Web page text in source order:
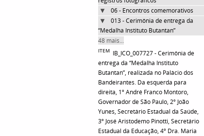
06 - Encontros comemorativos
013 - Cerimônia de entrega da
“Medalha Instituto Butantan”
48 mais...
ITEM IB_ICO_007727 - Cerimônia de
entrega da “Medalha Instituto
Butantan”, realizada no Palácio dos
Bandeirantes. Da esquerda para
direita, 1º André Franco Montoro,
Governador de São Paulo, 2º João
Yunes, Secretário Estadual da Saúde,
3º José Aristodemo Pinotti, Secretário
Estadual da Educação, 4º Dra. Maria